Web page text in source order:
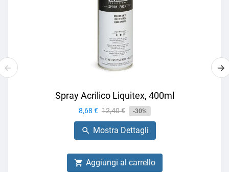
Spray Acrilico Liquitex, 400ml
Prezzo
8,68 € Prezzo
base
12,40 € -30%
 Mostra Dettagli
 Aggiungi al carrello